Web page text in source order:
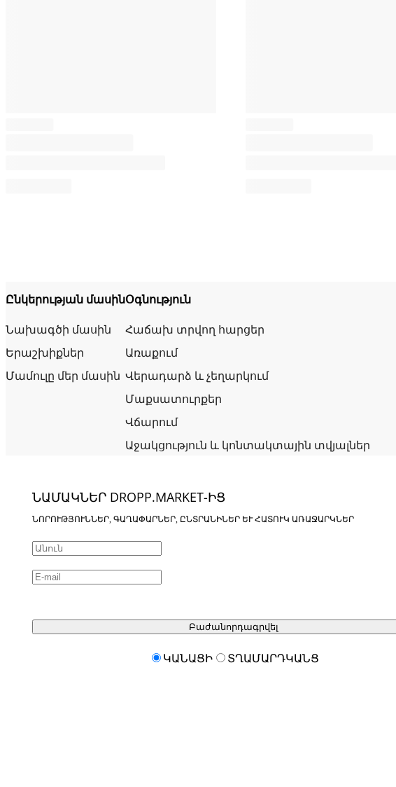
Ընկերության մասին
Նախագծի մասին
Երաշխիքներ
Մամուլը մեր մասին
Օգնություն
Հաճախ տրվող հարցեր
Առաքում
Վերադարձ և չեղարկում
Մաքսատուրքեր
Վճարում
Աջակցություն և կոնտակտային տվյալներ
ՆԱՄԱԿՆԵՐ DROPP.MARKET-ԻՑ
ՆՈՐՈՒԹՅՈՒՆՆԵՐ, ԳԱՂԱՓԱՐՆԵՐ, ԸՆՏՐԱՆԻՆԵՐ ԵՒ ՀԱՏՈՒԿ ԱՌԱՋԱՐԿՆԵՐ
Բաժանորդագրվել
ԿԱՆԱՑԻ ՏՂԱՄԱՐԴԿԱՆՑ